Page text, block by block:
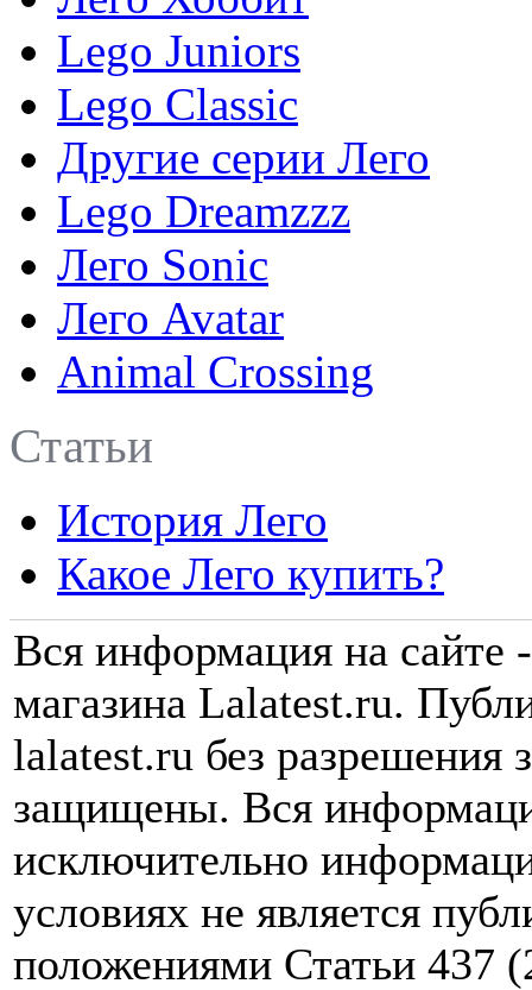
Lego Juniors
Lego Classic
Другие серии Лего
Lego Dreamzzz
Лего Sonic
Лего Avatar
Animal Crossing
Статьи
История Лего
Какое Лего купить?
Вся информация на сайте
магазина Lalatest.ru.
lalatest.ru без разрешения
защищены. Вся
исключительно
условиях не является
положениями Статьи 437